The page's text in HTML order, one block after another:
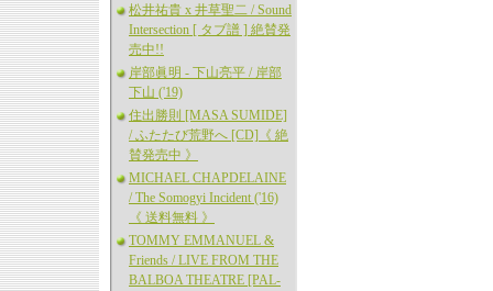
松井祐貴 x 井草聖二 / Sound
Intersection [ タブ譜 ] 絶賛発
売中!!
岸部眞明 - 下山亮平 / 岸部
下山 ('19)
住出勝則 [MASA SUMIDE]
/ ふたたび荒野へ [CD]《 絶
賛発売中 》
MICHAEL CHAPDELAINE
/ The Somogyi Incident ('16)
《 送料無料 》
TOMMY EMMANUEL &
Friends / LIVE FROM THE
BALBOA THEATRE [PAL-